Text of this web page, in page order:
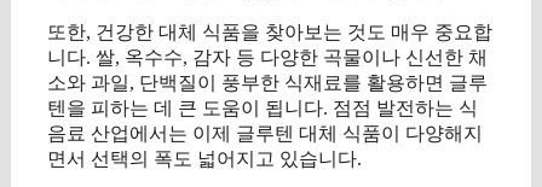
또한, 건강한 대체 식품을 찾아보는 것도 매우 중요합
니다. 쌀, 옥수수, 감자 등 다양한 곡물이나 신선한 채
소와 과일, 단백질이 풍부한 식재료를 활용하면 글루
텐을 피하는 데 큰 도움이 됩니다. 점점 발전하는 식
음료 산업에서는 이제 글루텐 대체 식품이 다양해지
면서 선택의 폭도 넓어지고 있습니다.